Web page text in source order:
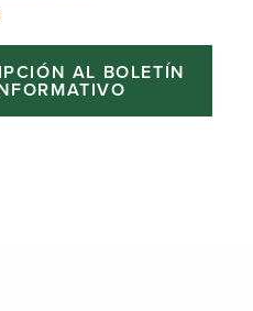
AL BOLETÍN